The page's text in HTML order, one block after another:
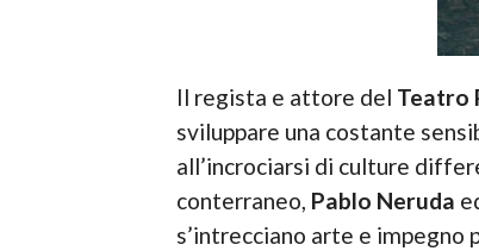
Il regista e attore del Teatro
sviluppare una costante
all’incrociarsi di culture
conterraneo, Pablo Neruda
s’intrecciano arte e impegno